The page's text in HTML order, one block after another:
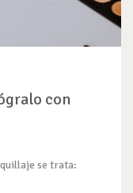
con
se trata: